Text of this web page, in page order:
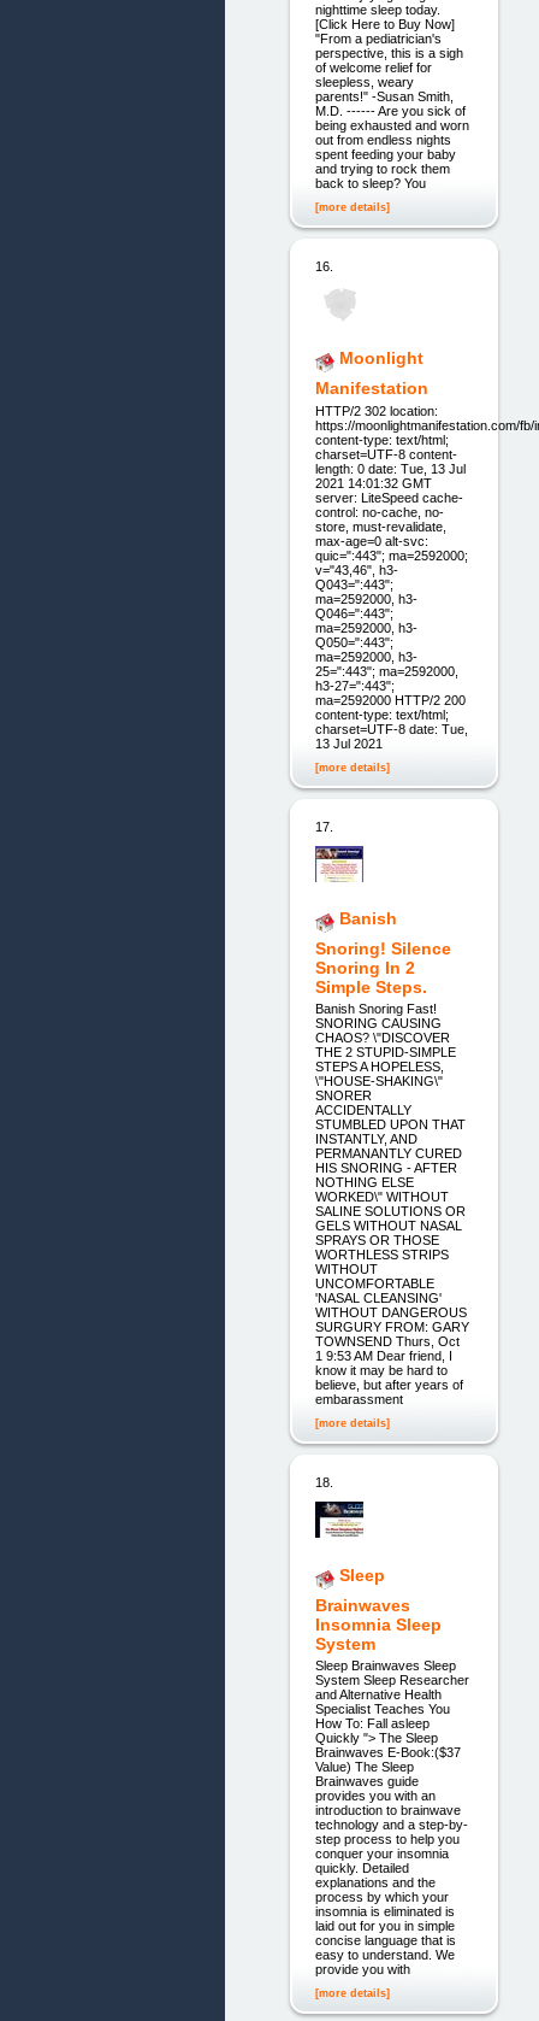
nighttime sleep today.
[Click Here to Buy Now]
"From a pediatrician's
perspective, this is a sigh
of welcome relief for
sleepless, weary
parents!" -Susan Smith,
M.D. ------ Are you sick of
being exhausted and worn
out from endless nights
spent feeding your baby
and trying to rock them
back to sleep? You
[more details]
16.
Moonlight
Manifestation
HTTP/2 302 location:
https://moonlightmanifestation.com/fb/
content-type: text/html;
charset=UTF-8 content-
length: 0 date: Tue, 13 Jul
2021 14:01:32 GMT
server: LiteSpeed cache-
control: no-cache, no-
store, must-revalidate,
max-age=0 alt-svc:
quic=":443"; ma=2592000;
v="43,46", h3-
Q043=":443";
ma=2592000, h3-
Q046=":443";
ma=2592000, h3-
Q050=":443";
ma=2592000, h3-
25=":443"; ma=2592000,
h3-27=":443";
ma=2592000 HTTP/2 200
content-type: text/html;
charset=UTF-8 date: Tue,
13 Jul 2021
[more details]
17.
Banish
Snoring! Silence
Snoring In 2
Simple Steps.
Banish Snoring Fast!
SNORING CAUSING
CHAOS? \"DISCOVER
THE 2 STUPID-SIMPLE
STEPS A HOPELESS,
\"HOUSE-SHAKING\"
SNORER
ACCIDENTALLY
STUMBLED UPON THAT
INSTANTLY, AND
PERMANANTLY CURED
HIS SNORING - AFTER
NOTHING ELSE
WORKED\" WITHOUT
SALINE SOLUTIONS OR
GELS WITHOUT NASAL
SPRAYS OR THOSE
WORTHLESS STRIPS
WITHOUT
UNCOMFORTABLE
'NASAL CLEANSING'
WITHOUT DANGEROUS
SURGURY FROM: GARY
TOWNSEND Thurs, Oct
1 9:53 AM Dear friend, I
know it may be hard to
believe, but after years of
embarassment
[more details]
18.
Sleep
Brainwaves
Insomnia Sleep
System
Sleep Brainwaves Sleep
System Sleep Researcher
and Alternative Health
Specialist Teaches You
How To: Fall asleep
Quickly "> The Sleep
Brainwaves E-Book:($37
Value) The Sleep
Brainwaves guide
provides you with an
introduction to brainwave
technology and a step-by-
step process to help you
conquer your insomnia
quickly. Detailed
explanations and the
process by which your
insomnia is eliminated is
laid out for you in simple
concise language that is
easy to understand. We
provide you with
[more details]